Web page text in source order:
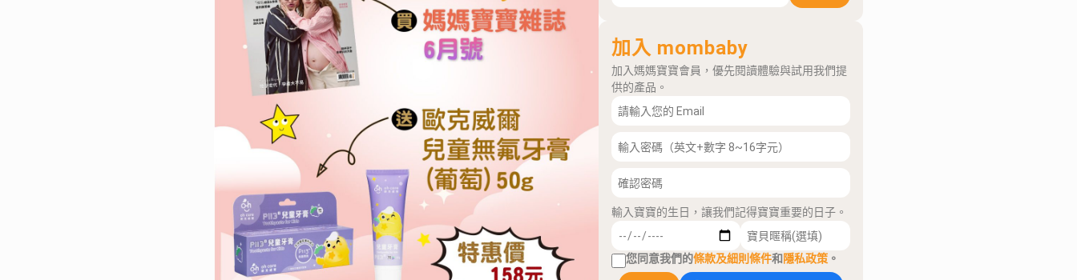
加入 mombaby
加入媽媽寶寶會員，優先閱讀體驗與試用我們提
供的產品。
輸入寶寶的生日，讓我們記得寶寶重要的日子。
您同意我們的條款及細則條件和隱私政策 。